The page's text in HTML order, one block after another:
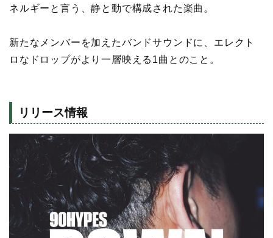
ネルギーと言う、静と動で構成された楽曲。
新たなメンバーを加えたバンドサウンドに、エレクト
ロなドロップがより一層映える1曲とのこと。
リリース情報